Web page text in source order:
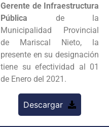
Intranet
Gerente de Infraestructura
Pública de la
Municipalidad Provincial
de Mariscal Nieto, la
presente en su designación
tiene su efectividad al 01
de Enero del 2021.
Descargar